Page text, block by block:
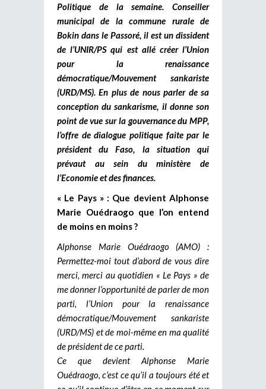
Politique de la semaine. Conseiller
municipal de la commune rurale de
Bokin dans le Passoré, il est un dissident
de l’UNIR/PS qui est allé créer l’Union
pour la renaissance
démocratique/Mouvement sankariste
(URD/MS). En plus de nous parler de sa
conception du sankarisme, il donne son
point de vue sur la gouvernance du MPP,
l’offre de dialogue politique faite par le
président du Faso, la situation qui
prévaut au sein du ministère de
l’Economie et des finances.
« Le Pays » : Que devient Alphonse
Marie Ouédraogo que l’on entend
de moins en moins ?
Alphonse Marie Ouédraogo (AMO) :
Permettez-moi tout d’abord de vous dire
merci, merci au quotidien « Le Pays » de
me donner l’opportunité de parler de mon
parti, l’Union pour la renaissance
démocratique/Mouvement sankariste
(URD/MS) et de moi-même en ma qualité
de président de ce parti.
Ce que devient Alphonse Marie
Ouédraogo, c’est ce qu’il a toujours été et